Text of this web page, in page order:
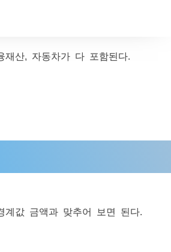
산, 자동차가 다 포함된다.
값 금액과 맞추어 보면 된다.